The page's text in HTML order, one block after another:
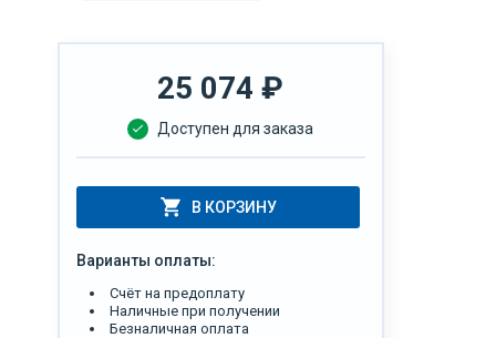
25 074 ₽
Доступен для заказа
В КОРЗИНУ
Варианты оплаты:
Счёт на предоплату
Наличные при получении
Безналичная оплата